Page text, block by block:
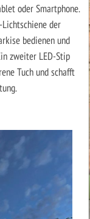
oder Smartphone.
der
bedienen und
zweiter LED-Stip
Tuch und schafft